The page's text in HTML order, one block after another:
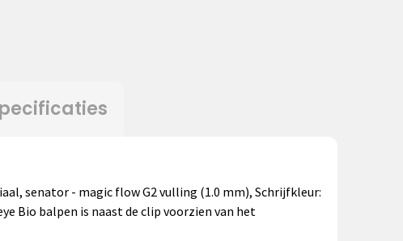
senator - magic flow G2 vulling (1.0 mm), Schrijfkleur:
Bio balpen is naast de clip voorzien van het